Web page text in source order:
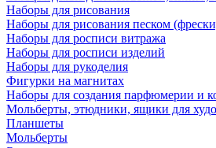
Наборы для рисования
Наборы для рисования песком
Наборы для росписи витража
Наборы для росписи изделий
Наборы для рукоделия
Фигурки на магнитах
Наборы для создания парфюмерии и
Мольберты, этюдники, ящики для
Планшеты
Мольберты